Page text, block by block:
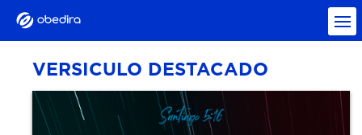
VERSICULO DESTACADO